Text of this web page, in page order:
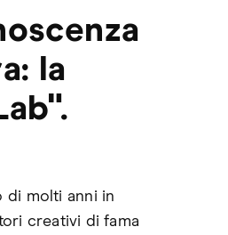
la
di molti anni in
creativi di fama